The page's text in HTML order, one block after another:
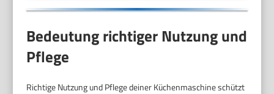
Bedeutung richtiger Nutzung und
Pflege
Richtige Nutzung und Pflege deiner Küchenmaschine schützt